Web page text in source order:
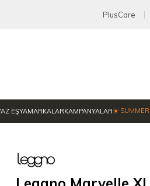
PlusCare
EŞYAMARKALARKAMPANYALAR☀️ SUMMER